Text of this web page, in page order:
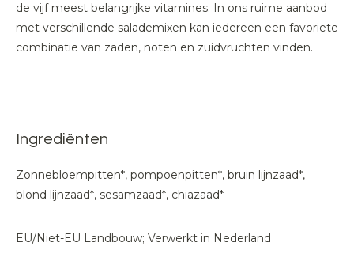
de vijf meest belangrijke vitamines. In ons ruime aanbod
met verschillende salademixen kan iedereen een favoriete
combinatie van zaden, noten en zuidvruchten vinden.
Ingrediënten
Zonnebloempitten*, pompoenpitten*, bruin lijnzaad*,
blond lijnzaad*, sesamzaad*, chiazaad*
EU/Niet-EU Landbouw; Verwerkt in Nederland